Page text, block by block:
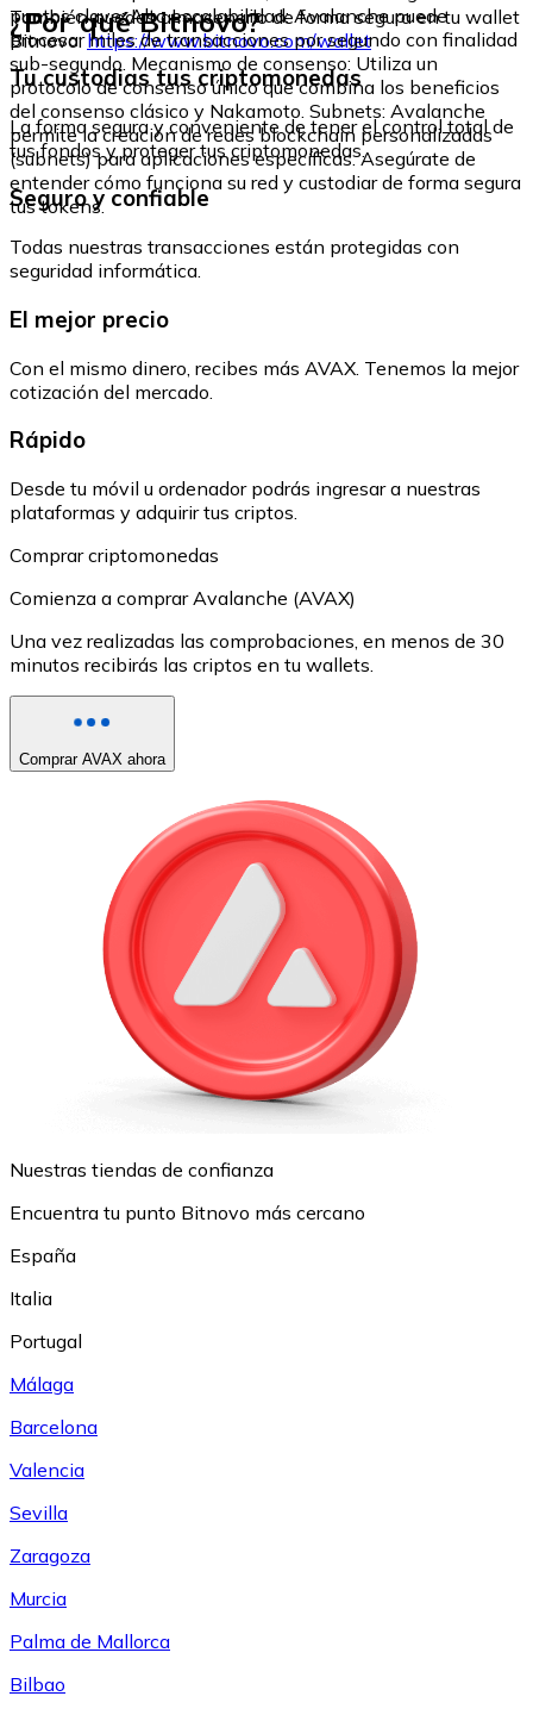
También puedes almacenarlo de forma segura en tu wallet
Bitnovo:https://www.bitnovo.com/wallet
puntos clave: Alta escalabilidad: Avalanche puede
procesar miles de transacciones por segundo con finalidad
sub-segundo. Mecanismo de consenso: Utiliza un
protocolo de consenso único que combina los beneficios
del consenso clásico y Nakamoto. Subnets: Avalanche
permite la creación de redes blockchain personalizadas
(subnets) para aplicaciones específicas. Asegúrate de
entender cómo funciona su red y custodiar de forma segura
tus tokens.
¿Por qué Bitnovo?
Tu custodias tus criptomonedas
La forma segura y conveniente de tener el control total de
tus fondos y proteger tus criptomonedas.
Seguro y confiable
Todas nuestras transacciones están protegidas con
seguridad informática.
El mejor precio
Con el mismo dinero, recibes más AVAX. Tenemos la mejor
cotización del mercado.
Rápido
Desde tu móvil u ordenador podrás ingresar a nuestras
plataformas y adquirir tus criptos.
Comprar criptomonedas
Comienza a comprar Avalanche (AVAX)
Una vez realizadas las comprobaciones, en menos de 30
minutos recibirás las criptos en tu wallets.
Comprar AVAX ahora
Nuestras tiendas de confianza
Encuentra tu punto Bitnovo más cercano
España
Italia
Portugal
Málaga
Barcelona
Valencia
Sevilla
Zaragoza
Murcia
Palma de Mallorca
Bilbao